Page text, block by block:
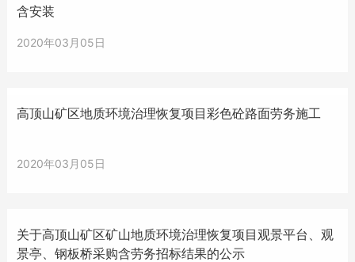
含安装
2020年03月05日
高顶山矿区地质环境治理恢复项目彩色砼路面劳务施工
2020年03月05日
关于高顶山矿区矿山地质环境治理恢复项目观景平台、观
景亭、钢板桥采购含劳务招标结果的公示